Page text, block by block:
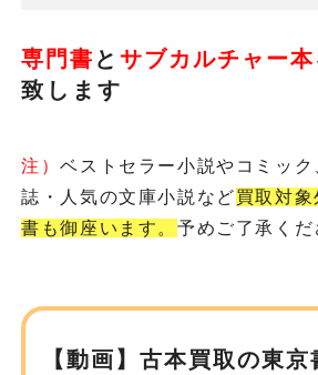
専門書 とサブカルチャー本
致します
注）ベストセラー小説やコミッ
誌・人気の文庫小説など買取対
書も御座います。 予めご了承くだ
【動画】古本買取の東京